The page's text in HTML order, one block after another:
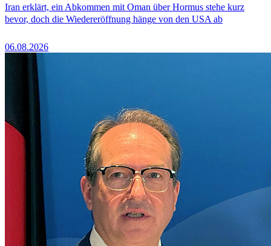
Iran erklärt, ein Abkommen mit Oman über Hormus stehe kurz
bevor, doch die Wiedereröffnung hänge von den USA ab
06.08.2026